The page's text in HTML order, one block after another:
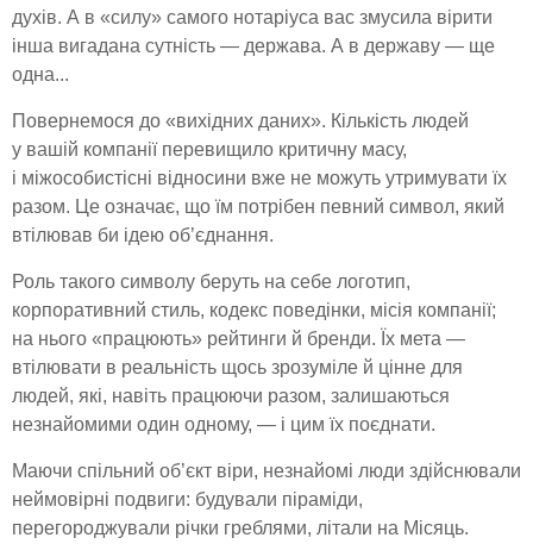
духів. А в «силу» самого нотаріуса вас змусила вірити
інша вигадана сутність — держава. А в державу — ще
одна...
Повернемося до «вихідних даних». Кількість людей
у вашій компанії перевищило критичну масу,
і міжособистісні відносини вже не можуть утримувати їх
разом. Це означає, що їм потрібен певний символ, який
втілював би ідею об’єднання.
Роль такого символу беруть на себе логотип,
корпоративний стиль, кодекс поведінки, місія компанії;
на нього «працюють» рейтинги й бренди. Їх мета —
втілювати в реальність щось зрозуміле й цінне для
людей, які, навіть працюючи разом, залишаються
незнайомими один одному, — і цим їх поєднати.
Маючи спільний об’єкт віри, незнайомі люди здійснювали
неймовірні подвиги: будували піраміди,
перегороджували річки греблями, літали на Місяць.